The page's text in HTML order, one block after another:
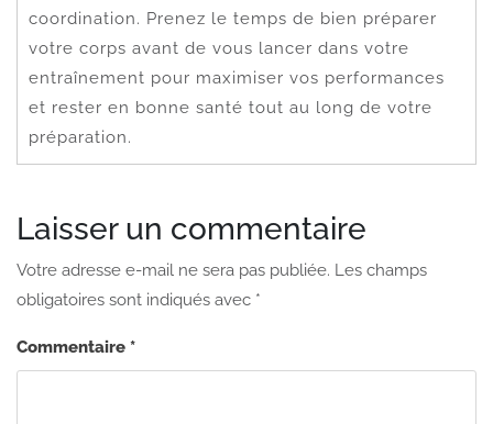
coordination. Prenez le temps de bien préparer
votre corps avant de vous lancer dans votre
entraînement pour maximiser vos performances
et rester en bonne santé tout au long de votre
préparation.
Laisser un commentaire
Votre adresse e-mail ne sera pas publiée. Les champs
obligatoires sont indiqués avec *
Commentaire *